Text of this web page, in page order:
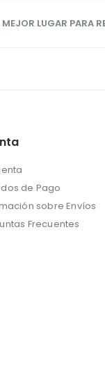
LUGAR PARA
de Pago
sobre Envíos
Frecuentes